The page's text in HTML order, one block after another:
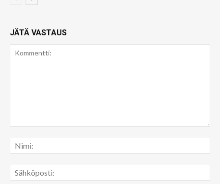
JÄTÄ VASTAUS